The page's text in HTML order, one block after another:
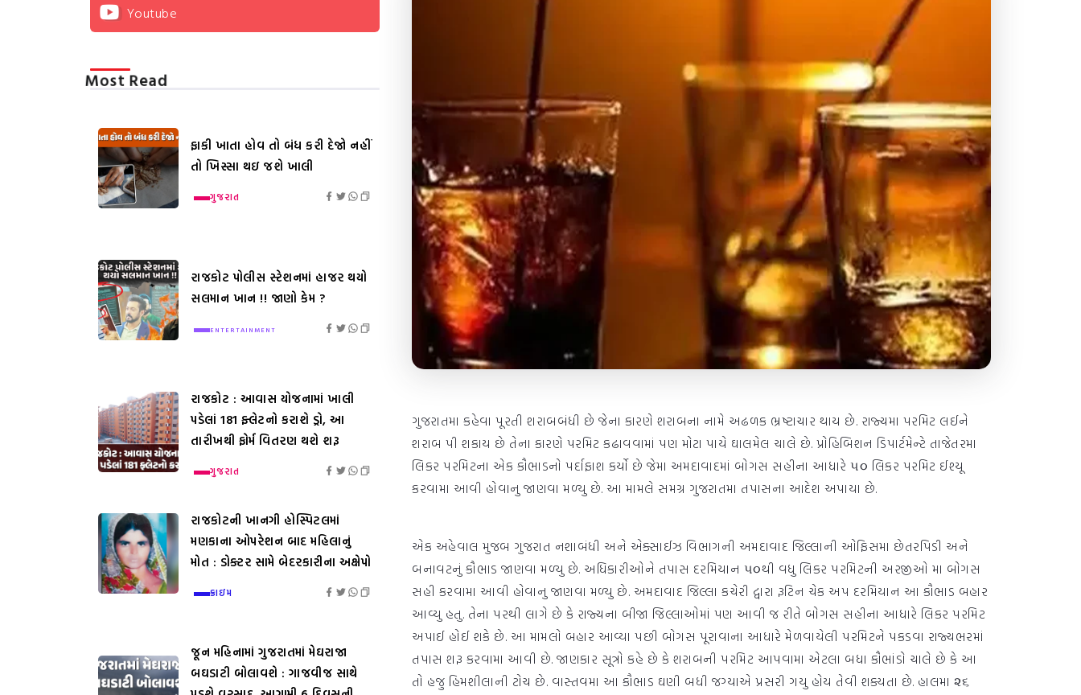
ગુજરાતમા કહેવા પૂરતી શરાબબંધી છે જેના કારણે શરાબના નામે અઢળક ભ્રષ્ટાચાર થાય છે. રાજ્યમા પરમિટ લઈને
શરાબ પી શકાય છે તેના કારણે પરમિટ કઢાવવામાં પણ મોટા પાયે ઘાલમેલ ચાલે છે. પ્રોહિબિશન ડિપાર્ટમેન્ટે તાજેતરમા
લિકર પરમિટના એક કૌભાડનો પર્દાફાશ કર્યો છે જેમા અમદાવાદમાં બોગસ સહીના આધારે ૫૦ લિકર પરમિટ ઈશ્યૂ
કરવામા આવી હોવાનુ જાણવા મળ્યુ છે. આ મામલે સમગ્ર ગુજરાતમા તપાસના આદેશ અપાયા છે.
એક અહેવાલ મુજબ ગુજરાત નશાબંધી અને એક્સાઈઝ વિભાગની અમદાવાદ જિલ્લાની ઓફિસમા છેતરપિડી અને
બનાવટનું કૌભાડ જાણવા મળ્યુ છે. અધિકારીઓને તપાસ દરમિયાન ૫૦થી વધુ લિકર પરમિટની અરજીઓ મા બોગસ
સહી કરવામા આવી હોવાનુ જાણવા મળ્યુ છે. અમદાવાદ જિલ્લા કચેરી દ્વારા રૂટિન ચેક અપ દરમિયાન આ કૌભાડ બહાર
આવ્યુ હતુ. તેના પરથી લાગે છે કે રાજ્યના બીજા જિલ્લાઓમાં પણ આવી જ રીતે બોગસ સહીના આધારે લિકર પરમિટ
અપાઈ હોઈ શકે છે. આ મામલો બહાર આવ્યા પછી બોગસ પૂરાવાના આધારે મેળવાયેલી પરમિટને પકડવા રાજ્યભરમાં
તપાસ શરૂ કરવામા આવી છે. જાણકાર સૂત્રો કહે છે કે શરાબની પરમિટ આપવામા એટલા બધા કૌભાંડો ચાલે છે કે આ
તો હજુ હિમશીલાની ટોચ છે. વાસ્તવમા આ કૌભાડ ઘણી બધી જગ્યાએ પ્રસરી ગયુ હોય તેવી શક્યતા છે. હાલમા ૨૬
Youtube
Most Read
ફાકી ખાતા હોવ તો બંધ કરી દેજો નહીં
તો ખિસ્સા થઇ જશે ખાલી
ગુજરાત
રાજકોટ પોલીસ સ્ટેશનમાં હાજર થયો
સલમાન ખાન !! જાણો કેમ ?
ENTERTAINMENT
રાજકોટ : આવાસ યોજનામાં ખાલી
પડેલાં 181 ફ્લેટનો કરાશે ડ્રો, આ
તારીખથી ફોર્મ વિતરણ થશે શરૂ
ગુજરાત
રાજકોટની ખાનગી હોસ્પિટલમાં
મણકાના ઓપરેશન બાદ મહિલાનું
મોત : ડોક્ટર સામે બેદરકારીના અક્ષેપો
ક્રાઇમ
જૂન મહિનામાં ગુજરાતમાં મેઘરાજા
બઘડાટી બોલાવશે : ગાજવીજ સાથે